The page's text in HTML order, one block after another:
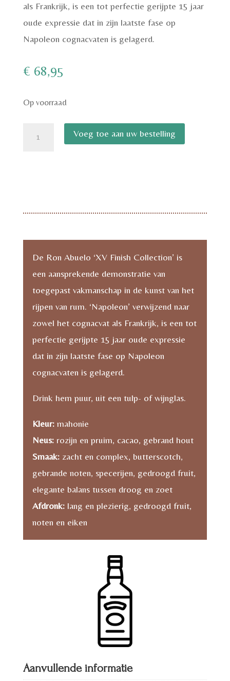
als Frankrijk, is een tot perfectie gerijpte 15 jaar
oude expressie dat in zijn laatste fase op
Napoleon cognacvaten is gelagerd.
€ 68,95
Op voorraad
Voeg toe aan uw bestelling
De Ron Abuelo ‘XV Finish Collection’ is
een aansprekende demonstratie van
toegepast vakmanschap in de kunst van het
rijpen van rum. ‘Napoleon’ verwijzend naar
zowel het cognacvat als Frankrijk, is een tot
perfectie gerijpte 15 jaar oude expressie
dat in zijn laatste fase op Napoleon
cognacvaten is gelagerd.
Drink hem puur, uit een tulp- of wijnglas.
Kleur:mahonie
Neus:rozijn en pruim, cacao, gebrand hout
Smaak:zacht en complex, butterscotch,
gebrande noten, specerijen, gedroogd fruit,
elegante balans tussen droog en zoet
Afdronk:lang en plezierig, gedroogd fruit,
noten en eiken
Aanvullende informatie